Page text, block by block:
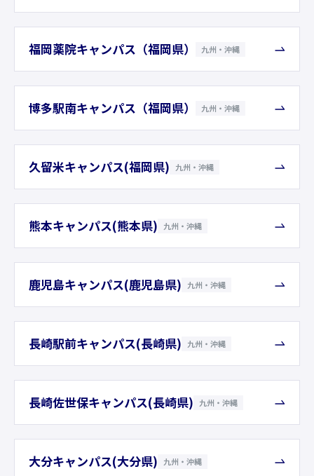
福岡薬院キャンパス（福岡県） 九州・沖縄
博多駅南キャンパス（福岡県） 九州・沖縄
久留米キャンパス(福岡県) 九州・沖縄
熊本キャンパス(熊本県) 九州・沖縄
鹿児島キャンパス(鹿児島県) 九州・沖縄
長崎駅前キャンパス(長崎県) 九州・沖縄
長崎佐世保キャンパス(長崎県) 九州・沖縄
大分キャンパス(大分県) 九州・沖縄